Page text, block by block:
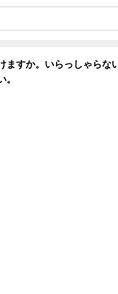
ますか。いらっしゃらな
。